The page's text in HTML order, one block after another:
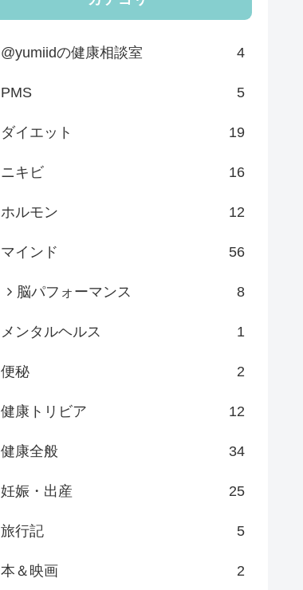
@yumiidの健康相談室 4
PMS 5
ダイエット 19
ニキビ 16
ホルモン 12
マインド 56
脳パフォーマンス 8
メンタルヘルス 1
便秘 2
健康トリビア 12
健康全般 34
妊娠・出産 25
旅行記 5
本＆映画 2